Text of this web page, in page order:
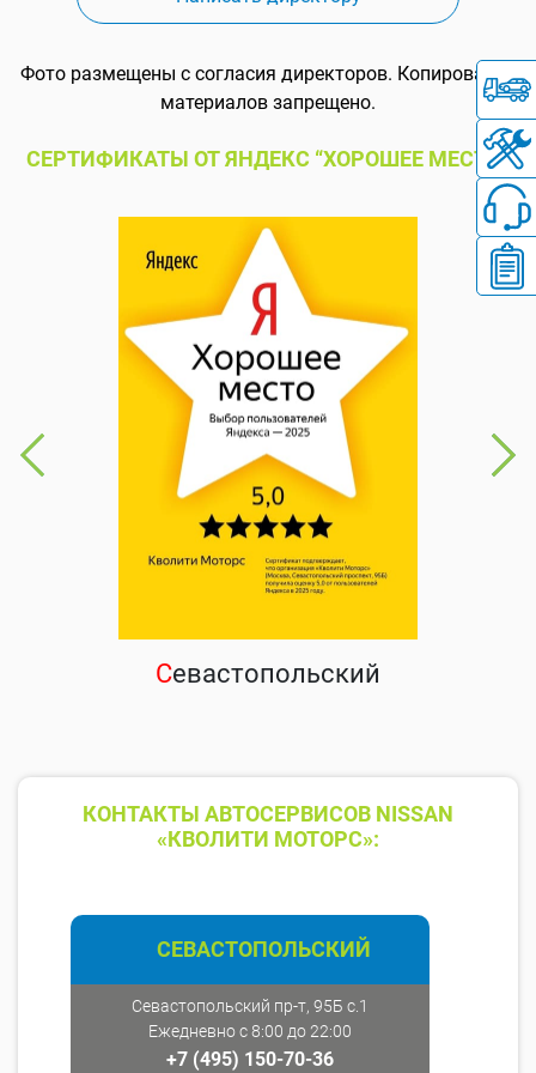
Фото размещены с согласия директоров. Копирование
материалов запрещено.
СЕРТИФИКАТЫ ОТ ЯНДЕКС “ХОРОШЕЕ МЕСТО”
Севастопольский
КОНТАКТЫ АВТОСЕРВИСОВ NISSAN
«КВОЛИТИ МОТОРС»:
СЕВАСТОПОЛЬСКИЙ
Севастопольский пр-т, 95Б с.1
Ежедневно с 8:00 до 22:00
+7 (495) 150-70-36